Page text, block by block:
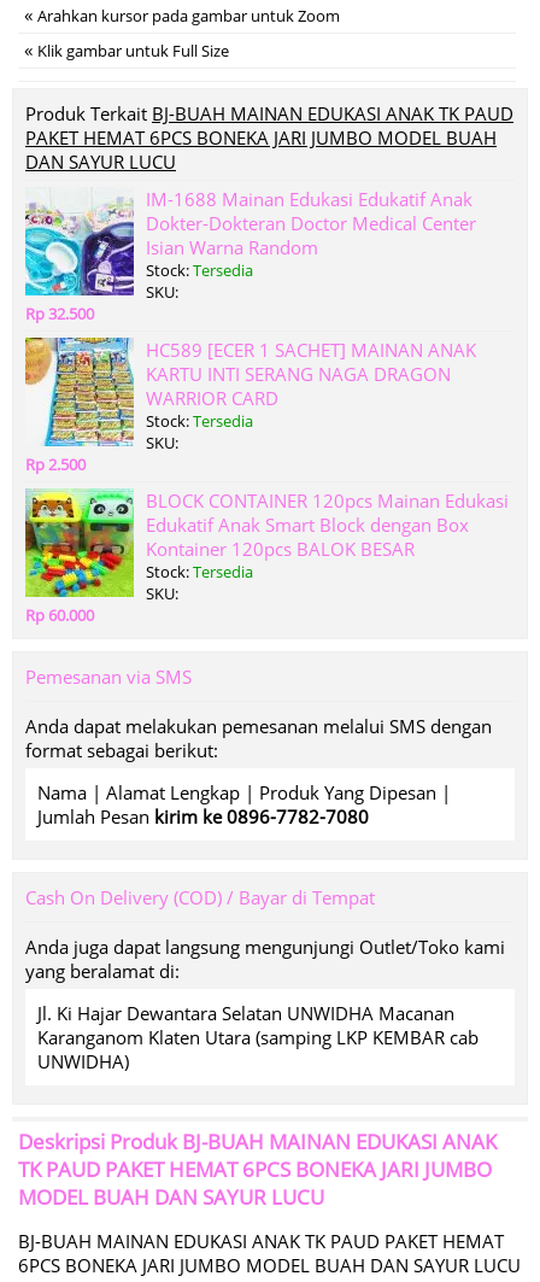
« Arahkan kursor pada gambar untuk Zoom
« Klik gambar untuk Full Size
Produk Terkait BJ-BUAH MAINAN EDUKASI ANAK TK PAUD
PAKET HEMAT 6PCS BONEKA JARI JUMBO MODEL BUAH
DAN SAYUR LUCU
IM-1688 Mainan Edukasi Edukatif Anak
Dokter-Dokteran Doctor Medical Center
Isian Warna Random
Stock:Tersedia
SKU:
Rp 32.500
HC589 [ECER 1 SACHET] MAINAN ANAK
KARTU INTI SERANG NAGA DRAGON
WARRIOR CARD
Stock:Tersedia
SKU:
Rp 2.500
BLOCK CONTAINER 120pcs Mainan Edukasi
Edukatif Anak Smart Block dengan Box
Kontainer 120pcs BALOK BESAR
Stock:Tersedia
SKU:
Rp 60.000
Pemesanan via SMS
Anda dapat melakukan pemesanan melalui SMS dengan
format sebagai berikut:
Nama | Alamat Lengkap | Produk Yang Dipesan |
Jumlah Pesan kirim ke 0896-7782-7080
Cash On Delivery (COD) / Bayar di Tempat
Anda juga dapat langsung mengunjungi Outlet/Toko kami
yang beralamat di:
Jl. Ki Hajar Dewantara Selatan UNWIDHA Macanan
Karanganom Klaten Utara (samping LKP KEMBAR cab
UNWIDHA)
Deskripsi ProdukBJ-BUAH MAINAN EDUKASI ANAK
TK PAUD PAKET HEMAT 6PCS BONEKA JARI JUMBO
MODEL BUAH DAN SAYUR LUCU
BJ-BUAH MAINAN EDUKASI ANAK TK PAUD PAKET HEMAT
6PCS BONEKA JARI JUMBO MODEL BUAH DAN SAYUR LUCU